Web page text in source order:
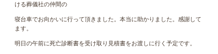
ける葬儀社の仲間の
寝台車でお向かいに行って頂きました。本当に助かりました。感謝して
ます。
明日の午前に死亡診断書を受け取り見積書をお渡しに行く予定です。